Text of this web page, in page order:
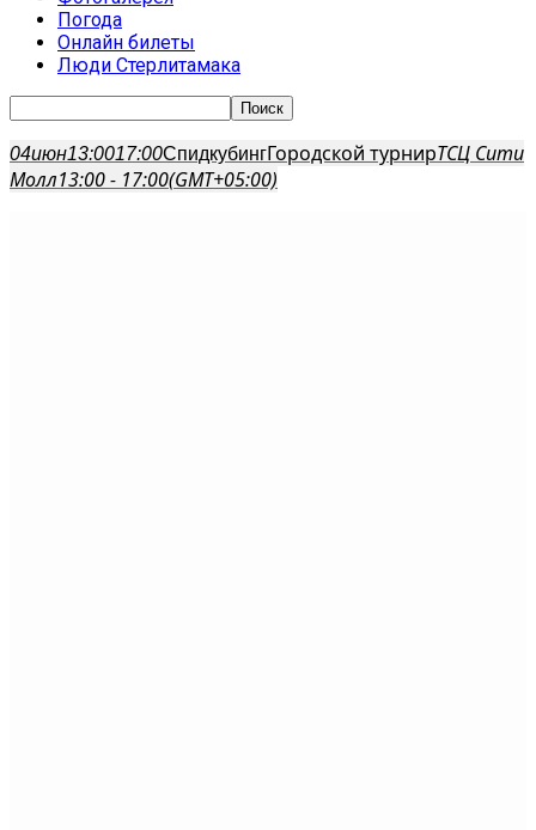
Погода
Онлайн билеты
Люди Стерлитамака
04июн13:0017:00СпидкубингГородской турнирТСЦ Сити
Молл13:00 - 17:00(GMT+05:00)